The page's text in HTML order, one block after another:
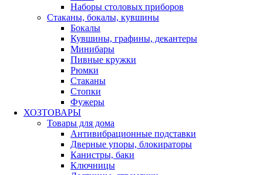
Наборы столовых приборов
Стаканы, бокалы, кувшины
Бокалы
Кувшины, графины, декантеры
Минибары
Пивные кружки
Рюмки
Стаканы
Стопки
Фужеры
ХОЗТОВАРЫ
Товары для дома
Антивибрационные подставки
Дверные упоры, блокираторы
Канистры, баки
Ключницы